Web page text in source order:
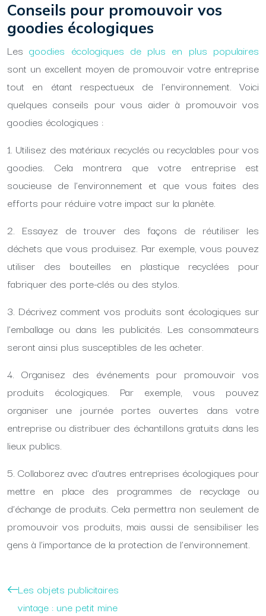
Conseils pour promouvoir vos
goodies écologiques
Lesgoodies écologiques de plus en plus populaires
sont un excellent moyen de promouvoir votre entreprise
tout en étant respectueux de l’environnement. Voici
quelques conseils pour vous aider à promouvoir vos
goodies écologiques :
1. Utilisez des matériaux recyclés ou recyclables pour vos
goodies. Cela montrera que votre entreprise est
soucieuse de l’environnement et que vous faites des
efforts pour réduire votre impact sur la planète.
2. Essayez de trouver des façons de réutiliser les
déchets que vous produisez. Par exemple, vous pouvez
utiliser des bouteilles en plastique recyclées pour
fabriquer des porte-clés ou des stylos.
3. Décrivez comment vos produits sont écologiques sur
l’emballage ou dans les publicités. Les consommateurs
seront ainsi plus susceptibles de les acheter.
4. Organisez des événements pour promouvoir vos
produits écologiques. Par exemple, vous pouvez
organiser une journée portes ouvertes dans votre
entreprise ou distribuer des échantillons gratuits dans les
lieux publics.
5. Collaborez avec d’autres entreprises écologiques pour
mettre en place des programmes de recyclage ou
d’échange de produits. Cela permettra non seulement de
promouvoir vos produits, mais aussi de sensibiliser les
gens à l’importance de la protection de l’environnement.
Les objets publicitaires
vintage : une petit mine